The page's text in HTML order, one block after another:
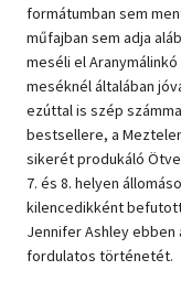
formátumban sem
műfajban sem adja
meséli el
meséknél általában
ezúttal is szép
bestsellere, a
sikerét produkáló
7. és 8. helyen
kilencedikként
Jennifer Ashley
fordulatos történetét.